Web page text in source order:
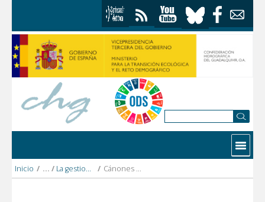
Contactar
Inicio / La gestion del agua / Cánones y Tarifas